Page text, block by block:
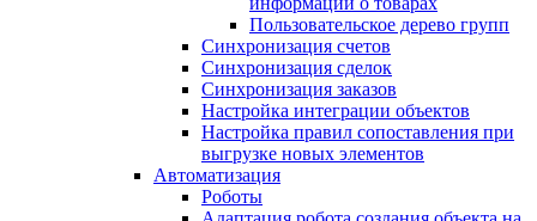
Пользовательское дерево групп
Синхронизация счетов
Синхронизация сделок
Синхронизация заказов
Настройка интеграции объектов
Настройка правил сопоставления при
выгрузке новых элементов
Автоматизация
Роботы